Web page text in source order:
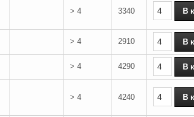
> 4 3340
> 4 2910
> 4 4290
> 4 4240